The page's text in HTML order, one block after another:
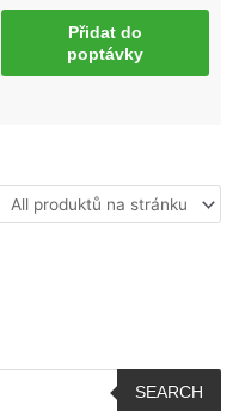
Přidat do
poptávky
SEARCH